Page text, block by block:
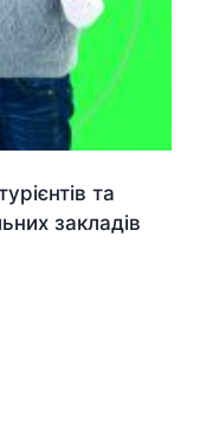
та
закладів